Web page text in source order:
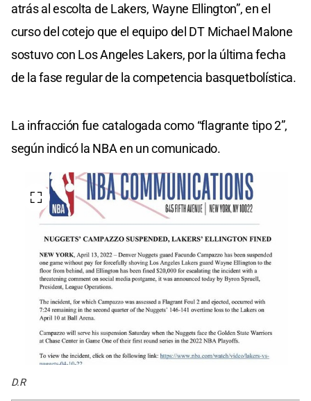
atrás al escolta de Lakers, Wayne Ellington”, en el
curso del cotejo que el equipo del DT Michael Malone
sostuvo con Los Angeles Lakers, por la última fecha
de la fase regular de la competencia basquetbolística.
La infracción fue catalogada como “flagrante tipo 2”,
según indicó la NBA en un comunicado.
D.R